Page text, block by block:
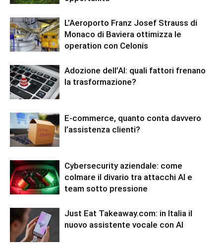
L’Aeroporto Franz Josef Strauss di
Monaco di Baviera ottimizza le
operation con Celonis
Adozione dell’AI: quali fattori frenano
la trasformazione?
E-commerce, quanto conta davvero
l’assistenza clienti?
Cybersecurity aziendale: come
colmare il divario tra attacchi AI e
team sotto pressione
Just Eat Takeaway.com: in Italia il
nuovo assistente vocale con AI